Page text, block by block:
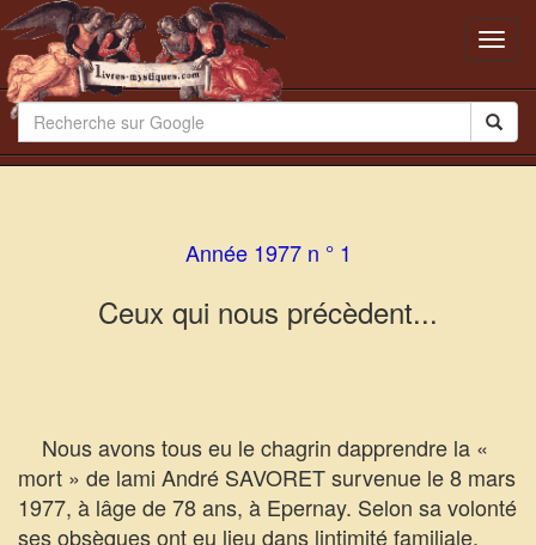
Année 1977 n ° 1
Ceux qui nous précèdent...
Nous avons tous eu le chagrin dapprendre la «
mort » de lami André SAVORET survenue le 8 mars
1977, à lâge de 78 ans, à Epernay. Selon sa volonté
ses obsèques ont eu lieu dans lintimité familiale.